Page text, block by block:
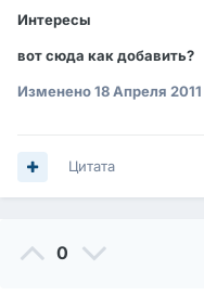
Интересы
вот сюда как добавить?
Изменено18 Апреля 2011
Цитата
0